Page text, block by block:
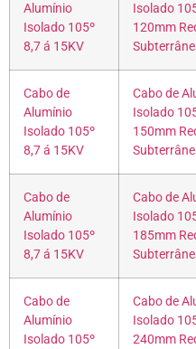
Alumínio
Isolado 105º
8,7 á 15KV
Isolado
120mm
Cabo de
Alumínio
Isolado 105º
8,7 á 15KV
Cabo de
Isolado
150mm
Cabo de
Alumínio
Isolado 105º
8,7 á 15KV
Cabo de
Isolado
185mm
Cabo de
Alumínio
Isolado 105º
Cabo de
Isolado
240mm